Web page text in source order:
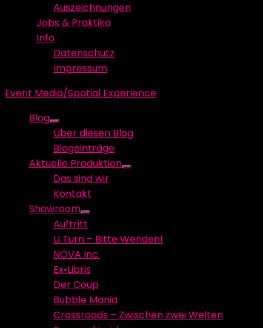
Auszeichnungen
Jobs & Praktika
Info
Datenschutz
Impressum
Event Media/Spatial Experience
Blog
Show
sub
menu
Über diesen Blog
Blogeinträge
Aktuelle Produktion
Show
Das sind wir
Kontakt
Showroom
Show
sub
menu
Auftritt
U Turn – Bitte Wenden!
NOVA Inc.
Ex•Libris
Der Coup
Bubble Mania
Crossroads – Zwischen zwei Welten